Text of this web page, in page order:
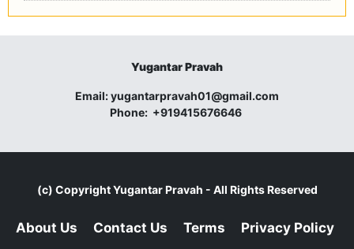
Yugantar Pravah
Email:yugantarpravah01@gmail.com
Phone: +919415676646
(c) CopyrightYugantar Pravah - All Rights Reserved
About Us Contact Us Terms Privacy Policy